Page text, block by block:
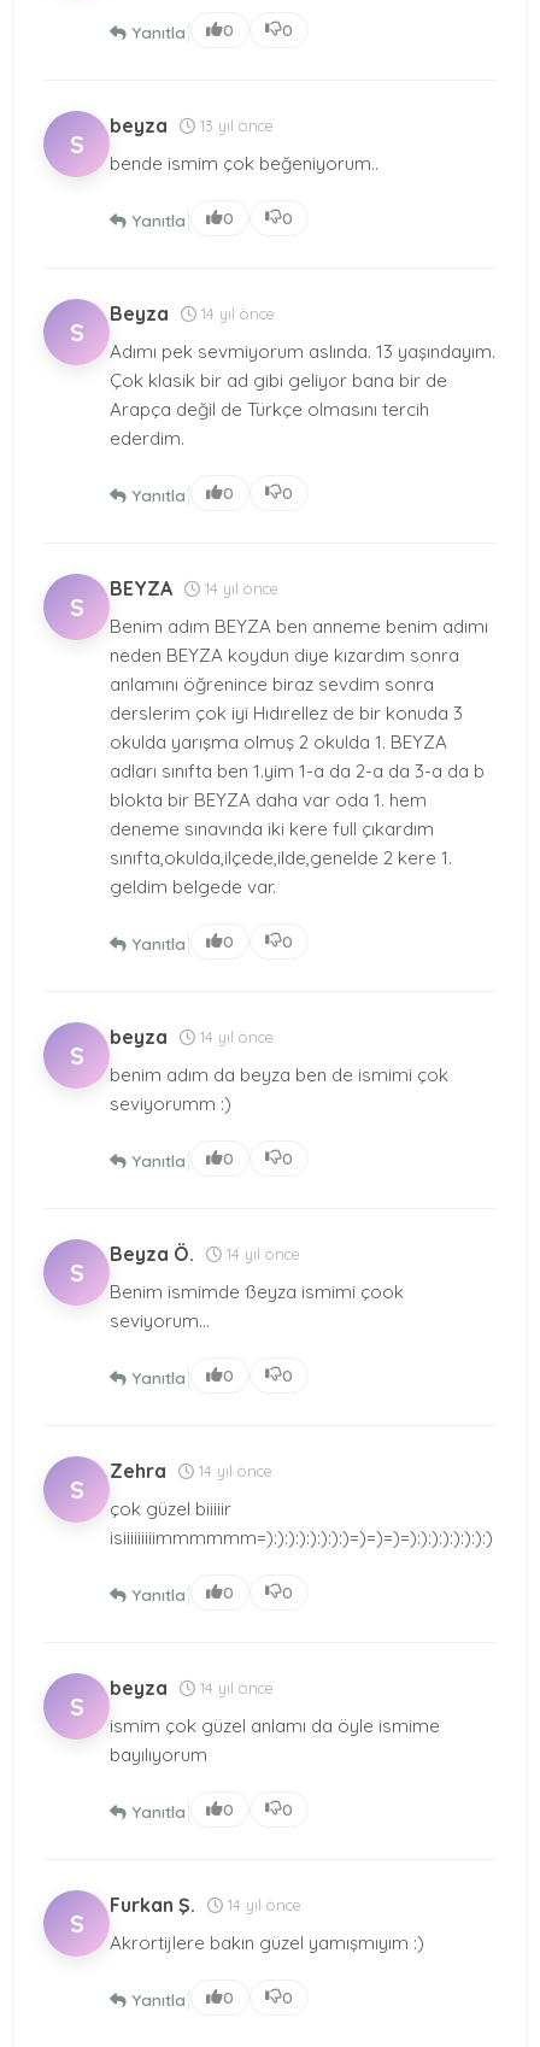
Yanıtla 0 0
S
beyza 13 yıl önce
bende ismim çok beğeniyorum..
Yanıtla 0 0
S
Beyza 14 yıl önce
Adımı pek sevmiyorum aslında. 13 yaşındayım.
Çok klasik bir ad gibi geliyor bana bir de
Arapça değil de Türkçe olmasını tercih
ederdim.
Yanıtla 0 0
S
BEYZA 14 yıl önce
Benim adım BEYZA ben anneme benim adımı
neden BEYZA koydun diye kızardım sonra
anlamını öğrenince biraz sevdim sonra
derslerim çok iyi Hıdırellez de bir konuda 3
okulda yarışma olmuş 2 okulda 1. BEYZA
adları sınıfta ben 1.yim 1-a da 2-a da 3-a da b
blokta bir BEYZA daha var oda 1. hem
deneme sınavında iki kere full çıkardım
sınıfta,okulda,ilçede,ilde,genelde 2 kere 1.
geldim belgede var.
Yanıtla 0 0
S
beyza 14 yıl önce
benim adım da beyza ben de ismimi çok
seviyorumm :)
Yanıtla 0 0
S
Beyza Ö. 14 yıl önce
Benim ismimde ßeyza ismimi çook
seviyorum...
Yanıtla 0 0
S
Zehra 14 yıl önce
çok güzel biiiiir
isiiiiiiiiimmmmmm=):):):):):):):)=)=)=)=):):):):):):):)
Yanıtla 0 0
S
beyza 14 yıl önce
ismim çok güzel anlamı da öyle ismime
bayılıyorum
Yanıtla 0 0
S
Furkan Ş. 14 yıl önce
Akrortijlere bakın güzel yamışmıyım :)
Yanıtla 0 0